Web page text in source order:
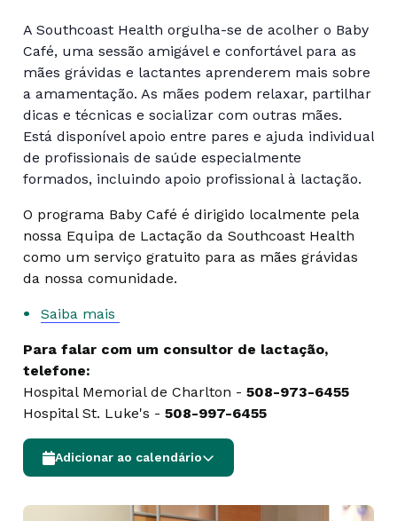
A Southcoast Health orgulha-se de acolher o Baby
Café, uma sessão amigável e confortável para as
mães grávidas e lactantes aprenderem mais sobre
a amamentação. As mães podem relaxar, partilhar
dicas e técnicas e socializar com outras mães.
Está disponível apoio entre pares e ajuda individual
de profissionais de saúde especialmente
formados, incluindo apoio profissional à lactação.
O programa Baby Café é dirigido localmente pela
nossa Equipa de Lactação da Southcoast Health
como um serviço gratuito para as mães grávidas
da nossa comunidade.
Saiba mais
Para falar com um consultor de lactação,
telefone:
Hospital Memorial de Charlton - 508-973-6455
Hospital St. Luke's - 508-997-6455
Adicionar ao calendário